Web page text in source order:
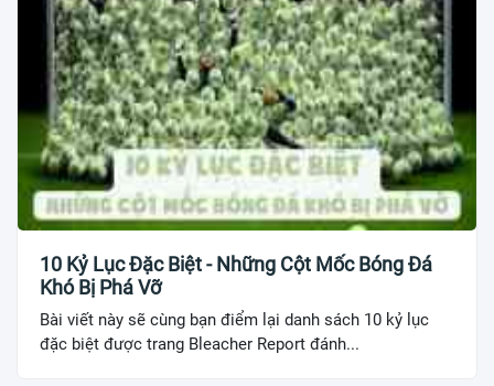
10 Kỷ Lục Đặc Biệt - Những Cột Mốc Bóng Đá
Khó Bị Phá Vỡ
Bài viết này sẽ cùng bạn điểm lại danh sách 10 kỷ lục
đặc biệt được trang Bleacher Report đánh...